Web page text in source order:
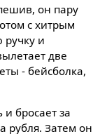
он пару
с хитрым
ручку и
две
- бейсболка,
бросает за
рубля. Затем он